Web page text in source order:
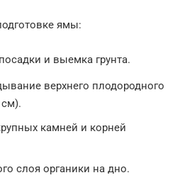
ямы:
и выемка грунта.
верхнего плодородного
камней и корней
слоя органики на дно.